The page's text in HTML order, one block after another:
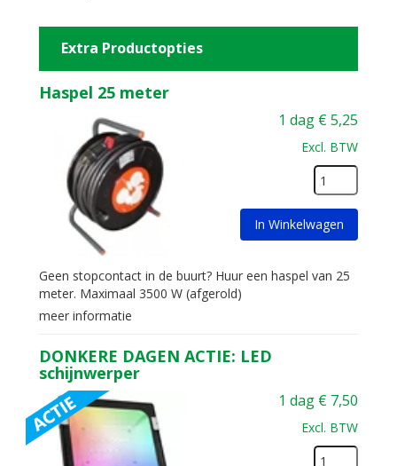
Extra Productopties
Haspel 25 meter
1 dag €5,25
Excl. BTW
In Winkelwagen
Geen stopcontact in de buurt? Huur een haspel van 25
meter. Maximaal 3500 W (afgerold)
meer informatie
DONKERE DAGEN ACTIE: LED
schijnwerper
1 dag € 7,50
Excl. BTW